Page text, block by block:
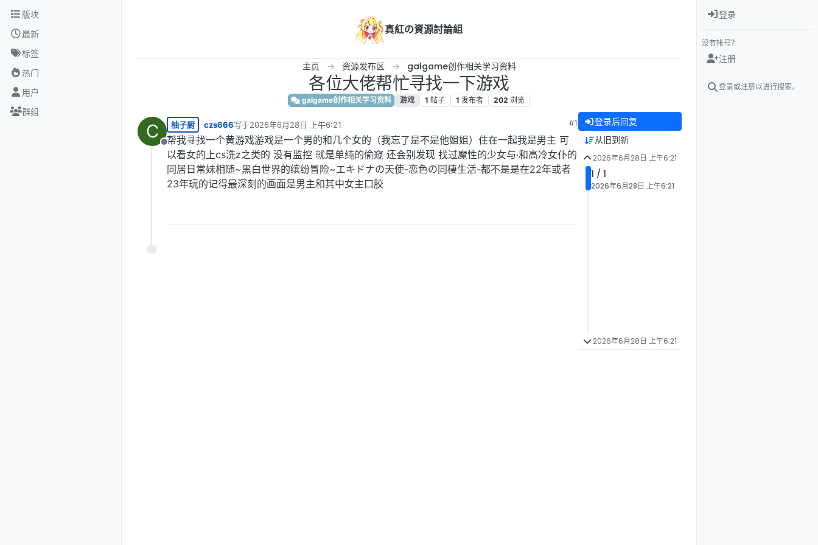
跳转至内容
版块
最新
标签
热门
用户
群组
真紅の資源討論組
主页 资源发布区 galgame创作相关学习资料
各位大佬帮忙寻找一下游戏
galgame创作相关学习资料 游戏 1 帖子 1 发布者 202 浏览
C
离线
柚子厨 czs666写于2026年6月28日 上午6:21
最后由 编辑
#1
帮我寻找一个黄游戏游戏是一个男的和几个女的（我忘了是不是他姐姐）住在一起我是男主 可
以看女的上cs洗z之类的 没有监控 就是单纯的偷窥 还会别发现 找过魔性的少女与·和高冷女仆的
同居日常妹相随~黑白世界的缤纷冒险~エキドナの天使-恋色の同棲生活-都不是是在22年或者
23年玩的记得最深刻的画面是男主和其中女主口胶
登录后回复
从旧到新
2026年6月28日 上午6:21
1 / 1
2026年6月28日 上午6:21
2026年6月28日 上午6:21
登录
没有帐号？
注册
登录或注册以进行搜索。